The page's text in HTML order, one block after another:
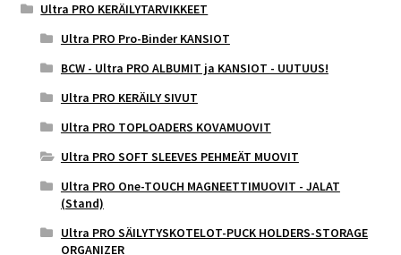
Ultra PRO KERÄILYTARVIKKEET
Ultra PRO Pro-Binder KANSIOT
BCW - Ultra PRO ALBUMIT ja KANSIOT - UUTUUS!
Ultra PRO KERÄILY SIVUT
Ultra PRO TOPLOADERS KOVAMUOVIT
Ultra PRO SOFT SLEEVES PEHMEÄT MUOVIT
Ultra PRO One-TOUCH MAGNEETTIMUOVIT - JALAT
(Stand)
Ultra PRO SÄILYTYSKOTELOT-PUCK HOLDERS-STORAGE
ORGANIZER